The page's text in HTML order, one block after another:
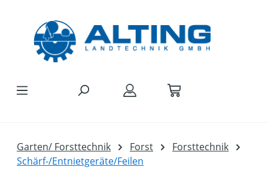
Garten/ Forsttechnik Forst
Forsttechnik
Schärf-/Entnietgeräte/Feilen